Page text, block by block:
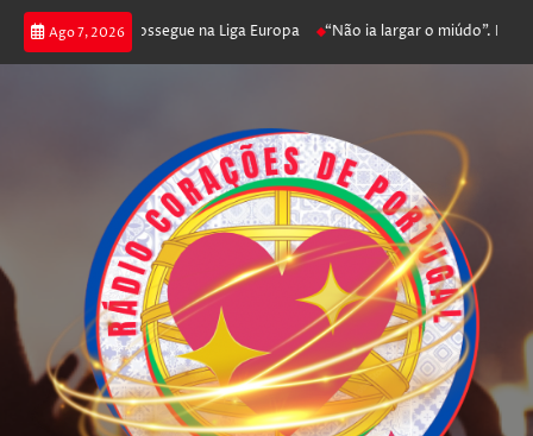
Ago 7, 2026
joga poker e prossegue na Liga Europa “Não ia largar o miúdo”.